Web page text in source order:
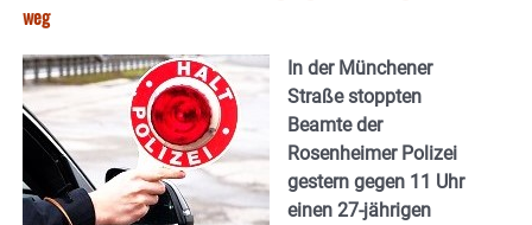
weg
In der Münchener
Straße stoppten
Beamte der
Rosenheimer Polizei
gestern gegen 11 Uhr
einen 27-jährigen